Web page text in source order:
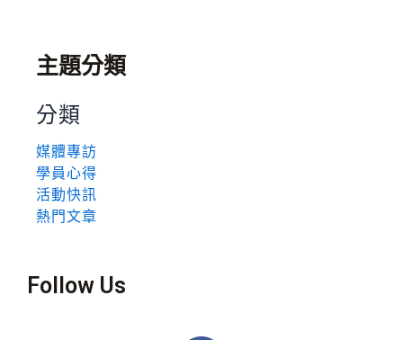
主題分類
分類
媒體專訪
學員心得
活動快訊
熱門文章
Follow Us